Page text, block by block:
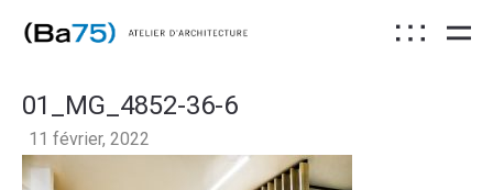
01_MG_4852-36-6
11 février, 2022